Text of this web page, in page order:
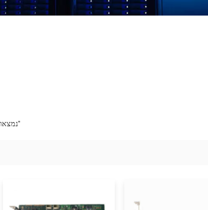
12 נמצאו תוצאות עבור "מתאם אוטובוס מארח"